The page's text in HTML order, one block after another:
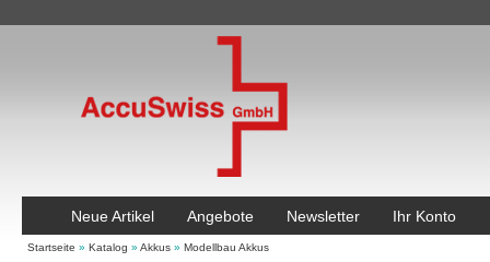
Neue Artikel Angebote Newsletter Ihr Konto
Startseite » Katalog » Akkus » Modellbau Akkus